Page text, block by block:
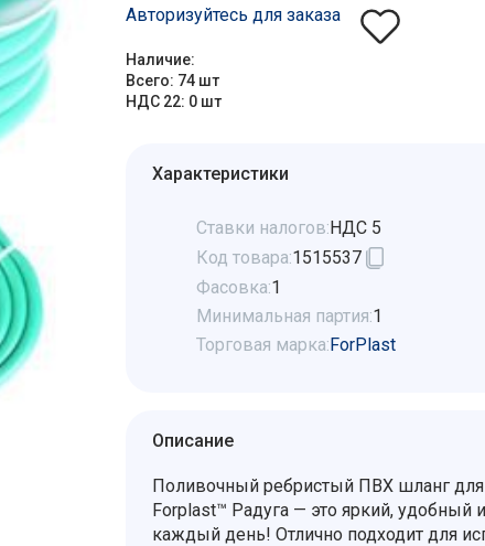
Авторизуйтесь для заказа
Наличие:
Всего: 74 шт
НДС 22: 0 шт
Характеристики
Ставки налогов:НДС 5
Код товара:1515537
Фасовка:1
Минимальная партия:1
Торговая марка:ForPlast
Описание
Поливочный ребристый ПВХ шланг
Forplast™ Радуга — это яркий, удобный
каждый день! Отлично подходит для